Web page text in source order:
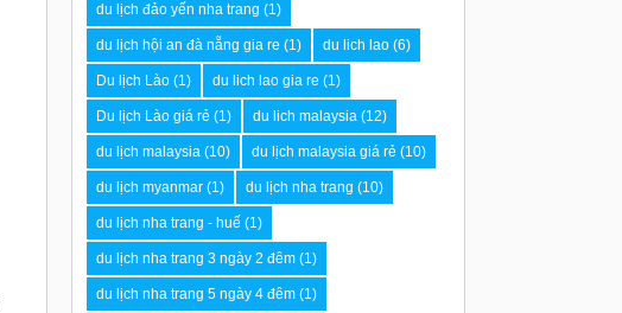
du lịch đảo yến nha trang (1)
du lịch hội an đà nẵng gia re (1) du lich lao (6)
Du lịch Lào (1) du lich lao gia re (1)
Du lịch Lào giá rẻ (1) du lich malaysia (12)
du lịch malaysia (10) du lịch malaysia giá rẻ (10)
du lịch myanmar (1) du lịch nha trang (10)
du lịch nha trang - huế (1)
du lịch nha trang 3 ngày 2 đêm (1)
du lịch nha trang 5 ngày 4 đêm (1)